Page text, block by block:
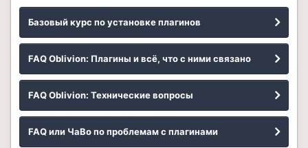
Базовый курс по установке плагинов
FAQ Oblivion: Плагины и всё, что с ними связано
FAQ Oblivion: Технические вопросы
FAQ или ЧаВо по проблемам с плагинами